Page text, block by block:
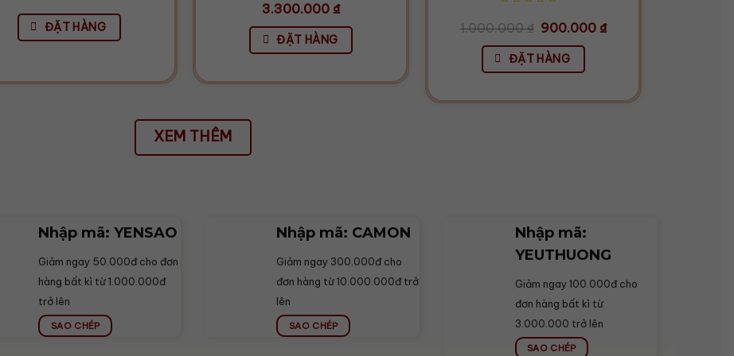
ĐẶT HÀNG
3.300.000₫
ĐẶT HÀNG
1.000.000₫ Giá
gốc
là:
1.000.000 ₫.
900.000 ₫Giá
hiện
ĐẶT HÀNG
XEM THÊM
Nhập mã: YENSAO
Giảm ngay 50.000đ cho đơn
hàng bất kì từ 1.000.000đ
trở lên
SAO CHÉP
Nhập mã: CAMON
Giảm ngay 300.000đ cho
đơn hàng từ 10.000.000đ trở
lên
SAO CHÉP
Nhập mã:
YEUTHUONG
Giảm ngay 100.000đ cho
đơn hàng bất kì từ
3.000.000 trở lên
SAO CHÉP